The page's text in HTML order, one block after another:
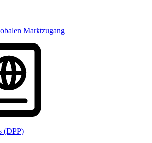
Marktzugang
(DPP)